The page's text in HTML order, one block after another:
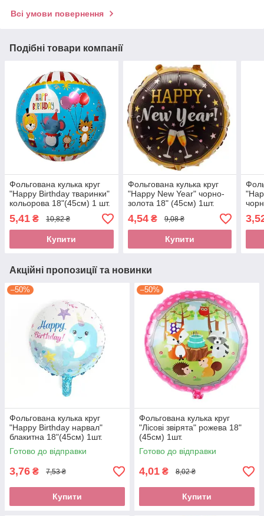
Всі умови повернення
Подібні товари компанії
Фольгована кулька круг
"Happy Birthday тваринки"
кольорова 18"(45см) 1 шт.
5,41 ₴ 10,82 ₴
Купити
Фольгована кулька круг
"Happy New Year" чорно-
золота 18" (45см) 1шт.
4,54₴ 9,08 ₴
Купити
Акційні пропозиції та новинки
–50%
Фольгована кулька круг
"Happy Birthday нарвал"
блакитна 18"(45см) 1шт.
Готово до відправки
3,76 ₴ 7,53 ₴
Купити
–50%
Фольгована кулька круг
"Лісові звірята" рожева 18"
(45см) 1шт.
Готово до відправки
4,01 ₴ 8,02 ₴
Купити